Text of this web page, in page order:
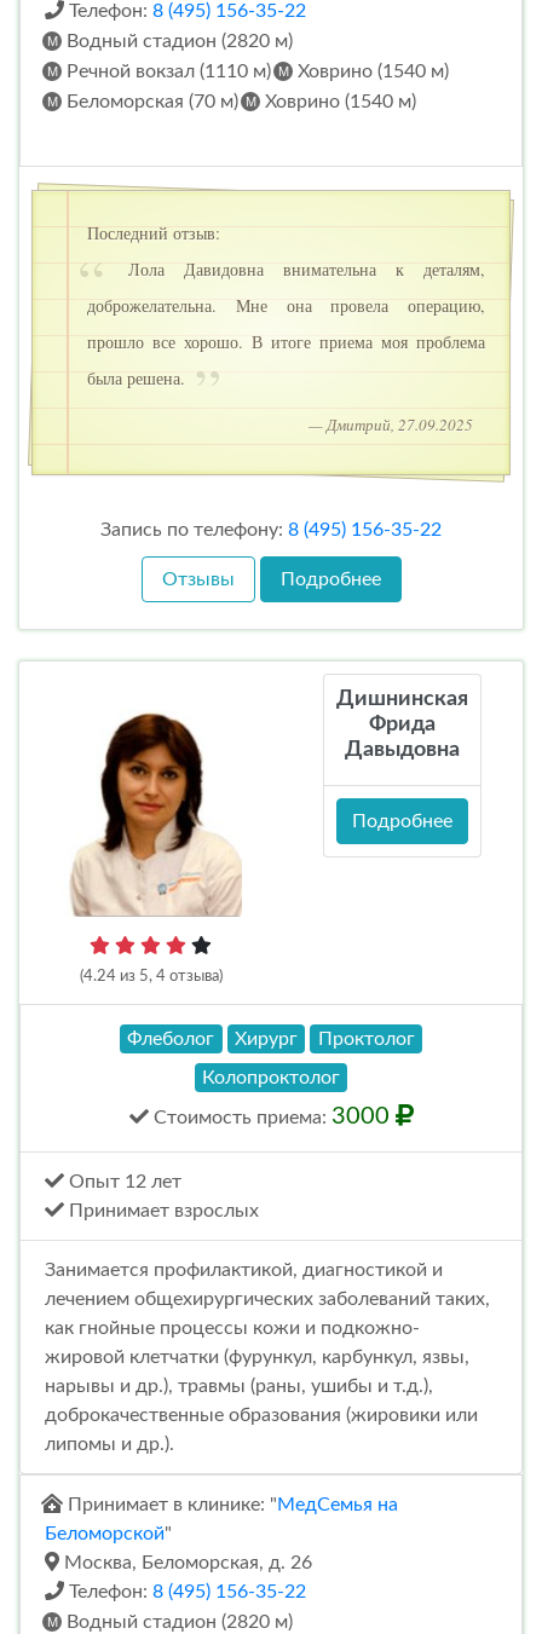
Телефон: 8 (495) 156-35-22
Водный стадион (2820 м)
Речной вокзал (1110 м)
Ховрино (1540 м)
Беломорская (70 м)
Ховрино (1540 м)
Последний отзыв:
Лола Давидовна внимательна к деталям,
доброжелательна. Мне она провела операцию,
прошло все хорошо. В итоге приема моя проблема
была решена.
— Дмитрий, 27.09.2025
Запись по телефону: 8 (495) 156-35-22
Отзывы Подробнее
(4.24 из 5, 4 отзыва)
Дишнинская
Фрида
Давыдовна
Подробнее
Флеболог Хирург
Проктолог
Колопроктолог
Стоимость приема: 3000
Опыт 12 лет
Принимает взрослых
Занимается профилактикой, диагностикой и
лечением общехирургических заболеваний таких,
как гнойные процессы кожи и подкожно-
жировой клетчатки (фурункул, карбункул, язвы,
нарывы и др.), травмы (раны, ушибы и т.д.),
доброкачественные образования (жировики или
липомы и др.).
Принимает в клинике: "МедСемья на
Беломорской"
Москва, Беломорская, д. 26
Телефон: 8 (495) 156-35-22
Водный стадион (2820 м)